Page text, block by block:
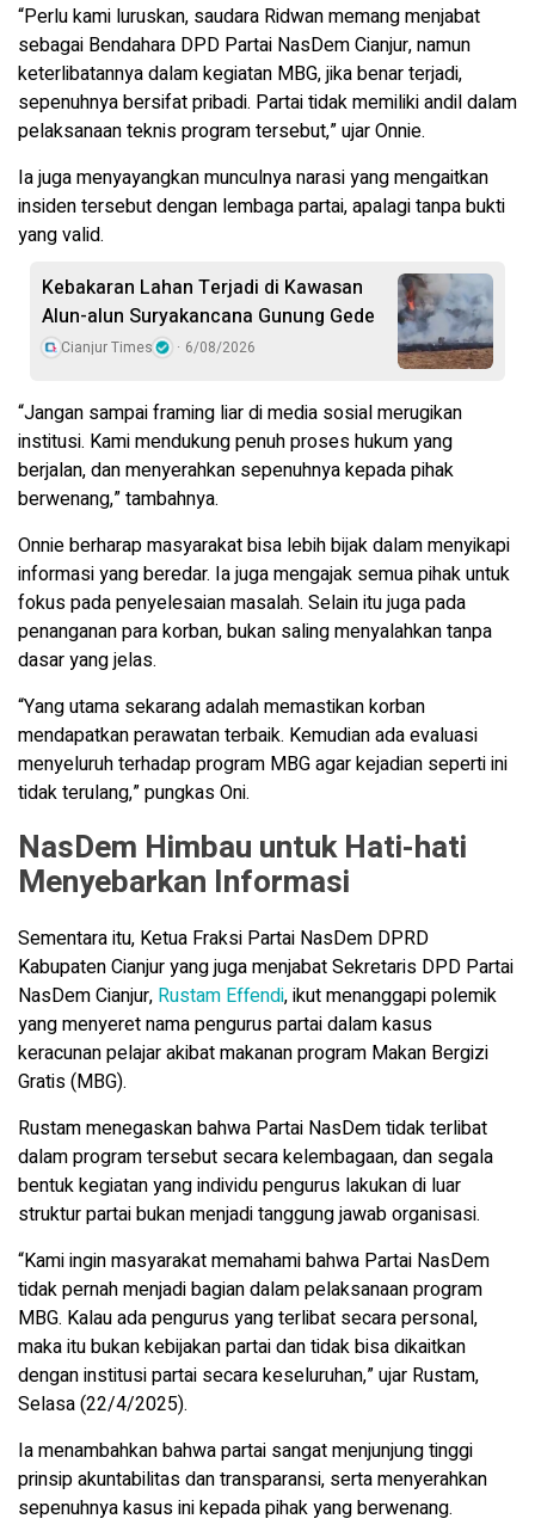
“Perlu kami luruskan, saudara Ridwan memang menjabat
sebagai Bendahara DPD Partai NasDem Cianjur, namun
keterlibatannya dalam kegiatan MBG, jika benar terjadi,
sepenuhnya bersifat pribadi. Partai tidak memiliki andil dalam
pelaksanaan teknis program tersebut,” ujar Onnie.
Ia juga menyayangkan munculnya narasi yang mengaitkan
insiden tersebut dengan lembaga partai, apalagi tanpa bukti
yang valid.
Kebakaran Lahan Terjadi di Kawasan
Alun-alun Suryakancana Gunung Gede
Cianjur Times 6/08/2026
“Jangan sampai framing liar di media sosial merugikan
institusi. Kami mendukung penuh proses hukum yang
berjalan, dan menyerahkan sepenuhnya kepada pihak
berwenang,” tambahnya.
Onnie berharap masyarakat bisa lebih bijak dalam menyikapi
informasi yang beredar. Ia juga mengajak semua pihak untuk
fokus pada penyelesaian masalah. Selain itu juga pada
penanganan para korban, bukan saling menyalahkan tanpa
dasar yang jelas.
“Yang utama sekarang adalah memastikan korban
mendapatkan perawatan terbaik. Kemudian ada evaluasi
menyeluruh terhadap program MBG agar kejadian seperti ini
tidak terulang,” pungkas Oni.
NasDem Himbau untuk Hati-hati
Menyebarkan Informasi
Sementara itu, Ketua Fraksi Partai NasDem DPRD
Kabupaten Cianjur yang juga menjabat Sekretaris DPD Partai
NasDem Cianjur, Rustam Effendi, ikut menanggapi polemik
yang menyeret nama pengurus partai dalam kasus
keracunan pelajar akibat makanan program Makan Bergizi
Gratis (MBG).
Rustam menegaskan bahwa Partai NasDem tidak terlibat
dalam program tersebut secara kelembagaan, dan segala
bentuk kegiatan yang individu pengurus lakukan di luar
struktur partai bukan menjadi tanggung jawab organisasi.
“Kami ingin masyarakat memahami bahwa Partai NasDem
tidak pernah menjadi bagian dalam pelaksanaan program
MBG. Kalau ada pengurus yang terlibat secara personal,
maka itu bukan kebijakan partai dan tidak bisa dikaitkan
dengan institusi partai secara keseluruhan,” ujar Rustam,
Selasa (22/4/2025).
Ia menambahkan bahwa partai sangat menjunjung tinggi
prinsip akuntabilitas dan transparansi, serta menyerahkan
sepenuhnya kasus ini kepada pihak yang berwenang.